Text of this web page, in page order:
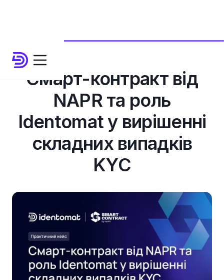
Смарт-контракт від
NAPR та роль
Identomat у вирішенні
складних випадків
KYC